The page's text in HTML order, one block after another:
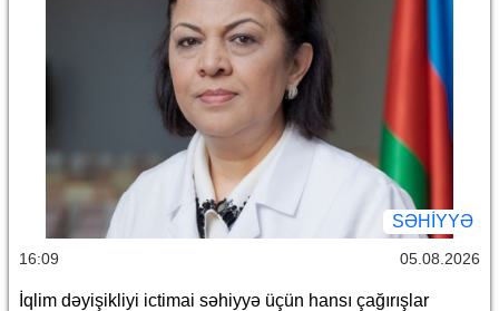
SƏHIYYƏ
16:09 05.08.2026
İqlim dəyişikliyi ictimai səhiyyə üçün hansı çağırışlar